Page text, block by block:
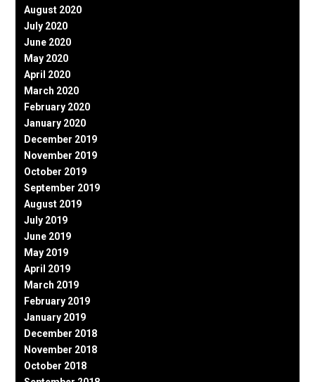
August 2020
July 2020
June 2020
May 2020
April 2020
March 2020
February 2020
January 2020
December 2019
November 2019
October 2019
September 2019
August 2019
July 2019
June 2019
May 2019
April 2019
March 2019
February 2019
January 2019
December 2018
November 2018
October 2018